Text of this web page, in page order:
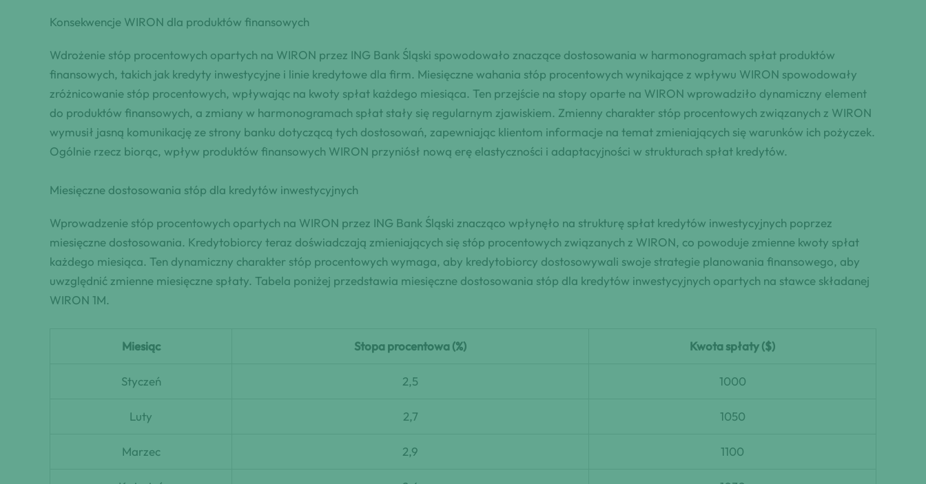
Konsekwencje WIRON dla produktów finansowych
Wdrożenie stóp procentowych opartych na WIRON przez ING Bank Śląski spowodowało znaczące dostosowania w harmonogramach spłat produktów
finansowych, takich jak kredyty inwestycyjne i linie kredytowe dla firm. Miesięczne wahania stóp procentowych wynikające z wpływu WIRON spowodowały
zróżnicowanie stóp procentowych, wpływając na kwoty spłat każdego miesiąca. Ten przejście na stopy oparte na WIRON wprowadziło dynamiczny element
do produktów finansowych, a zmiany w harmonogramach spłat stały się regularnym zjawiskiem. Zmienny charakter stóp procentowych związanych z WIRON
wymusił jasną komunikację ze strony banku dotyczącą tych dostosowań, zapewniając klientom informacje na temat zmieniających się warunków ich pożyczek.
Ogólnie rzecz biorąc, wpływ produktów finansowych WIRON przyniósł nową erę elastyczności i adaptacyjności w strukturach spłat kredytów.
Miesięczne dostosowania stóp dla kredytów inwestycyjnych
Wprowadzenie stóp procentowych opartych na WIRON przez ING Bank Śląski znacząco wpłynęło na strukturę spłat kredytów inwestycyjnych poprzez
miesięczne dostosowania. Kredytobiorcy teraz doświadczają zmieniających się stóp procentowych związanych z WIRON, co powoduje zmienne kwoty spłat
każdego miesiąca. Ten dynamiczny charakter stóp procentowych wymaga, aby kredytobiorcy dostosowywali swoje strategie planowania finansowego, aby
uwzględnić zmienne miesięczne spłaty. Tabela poniżej przedstawia miesięczne dostosowania stóp dla kredytów inwestycyjnych opartych na stawce składanej
WIRON 1M.
Miesiąc Stopa procentowa (%) Kwota spłaty ($)
Styczeń 2,5 1000
Luty 2,7 1050
Marzec 2,9 1100